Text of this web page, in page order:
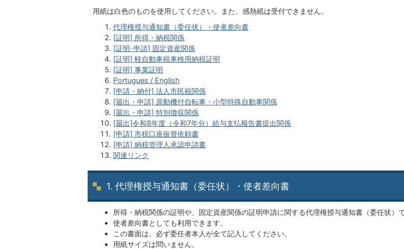
用紙は白色のものを使用してください。また、感熱紙は受付できません。
代理権授与通知書（委任状）・使者差向書
[証明] 所得・納税関係
[証明･申請] 固定資産関係
[証明] 軽自動車税車検用納税証明
[証明] 事業証明
Portugues / English
[申請・納付] 法人市民税関係
[届出・申請] 原動機付自転車・小型特殊自動車関係
[届出・申請] 特別徴収関係
[届出]令和8年度（令和7年分）給与支払報告書提出関係
[申請] 市税口座振替依頼書
[申請] 納税管理人承認申請書
関連リンク
1. 代理権授与通知書（委任状）・使者差向書
所得・納税関係の証明や、固定資産関係の証明申請に関する代理権授与通知書（委任状）で
使者差向書としても利用できます。
この書面は、必ず委任者本人が全て記入してください。
用紙サイズは問いません。